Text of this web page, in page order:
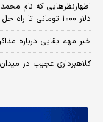
اظهارنظرهایی که نام
دلار ۱۰۰۰ تومانی تا راه حل نجات کشور با ساخت بمب اتم و شلیک آن!
خبر مهم بقایی درباره
کلاهبرداری عجیب در میدان